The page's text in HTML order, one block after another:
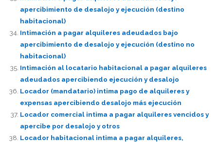
apercibimiento de desalojo y ejecución (destino
habitacional)
Intimación a pagar alquileres adeudados bajo
apercibimiento de desalojo y ejecución (destino no
habitacional)
Intimación al locatario habitacional a pagar alquileres
adeudados apercibiendo ejecución y desalojo
Locador (mandatario) intima pago de alquileres y
expensas apercibiendo desalojo más ejecución
Locador comercial intima a pagar alquileres vencidos y
apercibe por desalojo y otros
Locador habitacional intima a pagar alquileres,